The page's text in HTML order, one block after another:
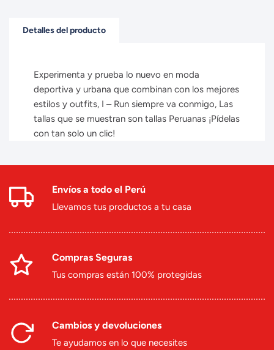
Detalles del producto
Experimenta y prueba lo nuevo en moda
deportiva y urbana que combinan con los mejores
estilos y outfits, I – Run siempre va conmigo, Las
tallas que se muestran son tallas Peruanas ¡Pídelas
con tan solo un clic!
Envíos a todo el Perú
Llevamos tus productos a tu casa
Compras Seguras
Tus compras están 100% protegidas
Cambios y devoluciones
Te ayudamos en lo que necesites